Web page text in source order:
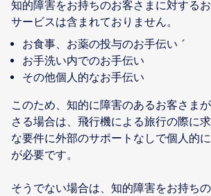
知的障害をお持ちのお客さまに対する
お食事、お薬の投与のお手伝い´
お手洗い内でのお手伝い
その他個人的なお手伝い
このため、知的に障害のあるお客さま
さる場合は、飛行機による旅行の際に
な要件に外部のサポートなしで個人的
が必要です。
そうでない場合は、知的障害をお持ち